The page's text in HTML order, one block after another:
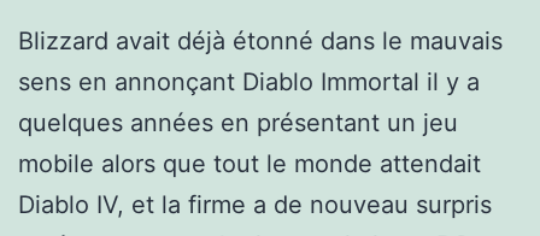
Blizzard avait déjà étonné dans le mauvais
sens en annonçant Diablo Immortal il y a
quelques années en présentant un jeu
mobile alors que tout le monde attendait
Diablo IV, et la firme a de nouveau surpris